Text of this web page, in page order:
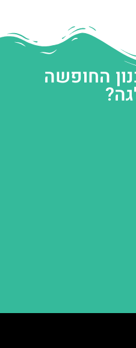
החופשה